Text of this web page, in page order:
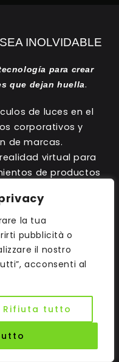
la tua
pubblicità o
il nostro
acconsenti al
Rifiuta tutto
INOLVIDABLE
para crear
que dejan huella.
de luces en el
corporativos y
de marcas.
virtual para
de productos
es la forma más
del público.
y organice
LAGO